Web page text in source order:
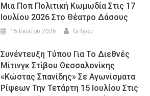
Μια Ποπ Πολιτική Κωμωδία Στις 17
Ιουλίου 2026 Στο Θέατρο Δάσους
15 Ιουλίου 2026 Gr4you
Συνέντευξη Τύπου Για Το Διεθνές
Μίτινγκ Στίβου Θεσσαλονίκης
«Κώστας Σπανίδης» Σε Αγωνίσματα
Ρίψεων Την Τετάρτη 15 Ιουλίου Στις